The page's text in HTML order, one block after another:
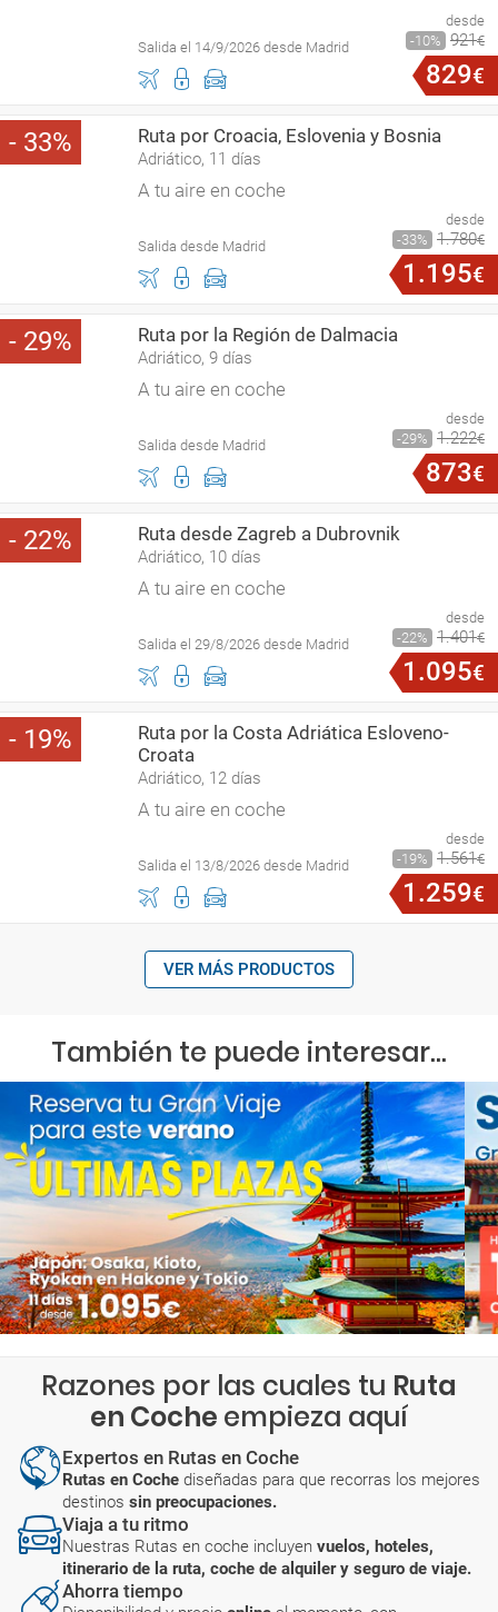
Salida el 14/9/2026 desde Madrid
desde
10
921€
829€
33 Ruta por Croacia, Eslovenia y Bosnia
Adriático, 11 días
A tu aire en coche
Salida desde Madrid
desde
33
1.780€
1 .195€
29 Ruta por la Región de Dalmacia
Adriático, 9 días
A tu aire en coche
Salida desde Madrid
desde
29
1.222€
873€
22 Ruta desde Zagreb a Dubrovnik
Adriático, 10 días
A tu aire en coche
Salida el 29/8/2026 desde Madrid
desde
22
1.401€
1 .095€
19
Ruta por la Costa Adriática Esloveno-
Croata
Adriático, 12 días
A tu aire en coche
Salida el 13/8/2026 desde Madrid
desde
19
1.561€
1 .259€
VER MÁS PRODUCTOS
También te puede interesar...
Razones por las cuales tu Ruta
en Coche empieza aquí
Expertos en Rutas en Coche
Rutas en Coche diseñadas para que recorras los mejores
destinos sin preocupaciones.
Viaja a tu ritmo
Nuestras Rutas en coche incluyen vuelos, hoteles,
itinerario de la ruta, coche de alquiler y seguro de viaje.
Ahorra tiempo